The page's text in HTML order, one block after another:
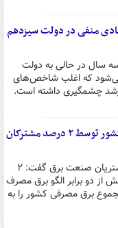
منفی در دولت سیزدهم
سال در حالی به دولت
که اغلب شاخص‌های
چشمگیری داشته است.
مصرف ۱۲ درصد برق کشور توسط ۲ درصد مشترکان
مدیرکل امور انرژی و مشتریان صنعت برق گفت: ٢
از دو برابر الگو برق مصرف
از مجموع برق مصرفی کشور را به